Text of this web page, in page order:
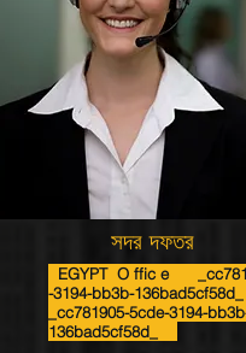
সদর দফতর
EGYPT O ffic e
-3194-bb3b-
_cc781905-5cde-3194-
136bad5cf58d_